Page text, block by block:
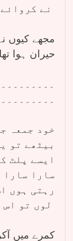
مجھے کیوں
حیران ہوا تھا
خود جمعہ
بیٹھے تو
ایسے پلٹ
سارا سارا
رہتی ہوں
کمرے میں